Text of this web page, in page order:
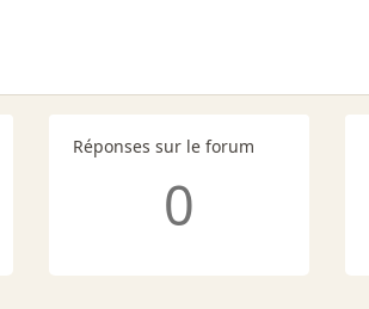
Réponses sur le forum
0